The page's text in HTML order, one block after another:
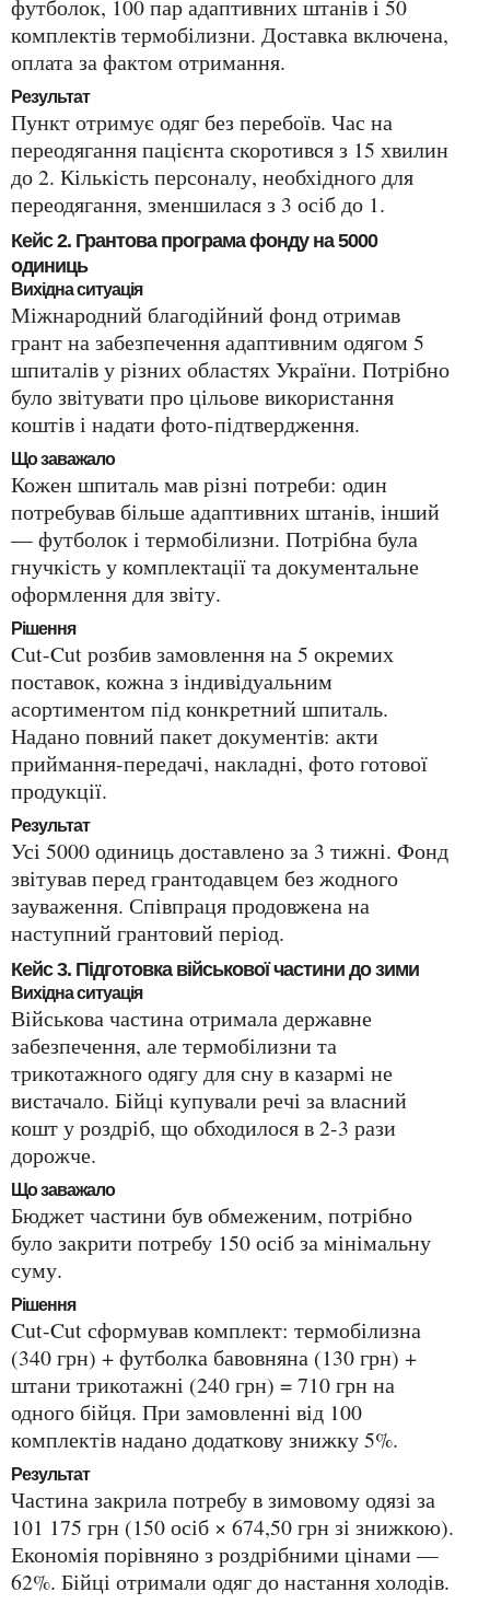
футболок, 100 пар адаптивних штанів і 50
комплектів термобілизни. Доставка включена,
оплата за фактом отримання.
Результат
Пункт отримує одяг без перебоїв. Час на
переодягання пацієнта скоротився з 15 хвилин
до 2. Кількість персоналу, необхідного для
переодягання, зменшилася з 3 осіб до 1.
Кейс 2. Грантова програма фонду на 5000
одиниць
Вихідна ситуація
Міжнародний благодійний фонд отримав
грант на забезпечення адаптивним одягом 5
шпиталів у різних областях України. Потрібно
було звітувати про цільове використання
коштів і надати фото-підтвердження.
Що заважало
Кожен шпиталь мав різні потреби: один
потребував більше адаптивних штанів, інший
— футболок і термобілизни. Потрібна була
гнучкість у комплектації та документальне
оформлення для звіту.
Рішення
Cut-Cut розбив замовлення на 5 окремих
поставок, кожна з індивідуальним
асортиментом під конкретний шпиталь.
Надано повний пакет документів: акти
приймання-передачі, накладні, фото готової
продукції.
Результат
Усі 5000 одиниць доставлено за 3 тижні. Фонд
звітував перед грантодавцем без жодного
зауваження. Співпраця продовжена на
наступний грантовий період.
Кейс 3. Підготовка військової частини до зими
Вихідна ситуація
Військова частина отримала державне
забезпечення, але термобілизни та
трикотажного одягу для сну в казармі не
вистачало. Бійці купували речі за власний
кошт у роздріб, що обходилося в 2-3 рази
дорожче.
Що заважало
Бюджет частини був обмеженим, потрібно
було закрити потребу 150 осіб за мінімальну
суму.
Рішення
Cut-Cut сформував комплект: термобілизна
(340 грн) + футболка бавовняна (130 грн) +
штани трикотажні (240 грн) = 710 грн на
одного бійця. При замовленні від 100
комплектів надано додаткову знижку 5%.
Результат
Частина закрила потребу в зимовому одязі за
101 175 грн (150 осіб × 674,50 грн зі знижкою).
Економія порівняно з роздрібними цінами —
62%. Бійці отримали одяг до настання холодів.